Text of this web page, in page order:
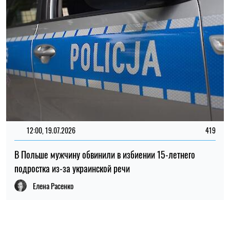
Елена Расенко
ПОПУЛЯРНЫЕ НОВОСТИ